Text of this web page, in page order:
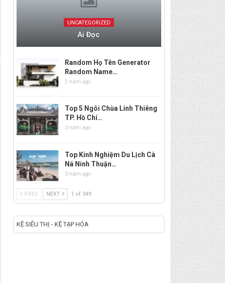
UNCATEGORIZED
Ai Đọc
Random Họ Tên Generator
Random Name…
2 năm ago
Top 5 Ngôi Chùa Linh Thiêng
TP. Hồ Chí…
3 năm ago
Top Kinh Nghiệm Du Lịch Cà
Ná Ninh Thuận…
3 năm ago
PREV NEXT 1 of 349
KỆ SIÊU THỊ - KỆ TẠP HÓA